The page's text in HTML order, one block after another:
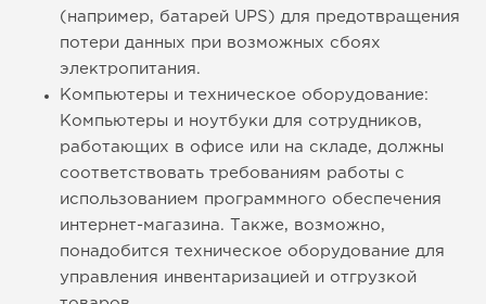
(например, батарей UPS) для предотвращения
потери данных при возможных сбоях
электропитания.
Компьютеры и техническое оборудование:
Компьютеры и ноутбуки для сотрудников,
работающих в офисе или на складе, должны
соответствовать требованиям работы с
использованием программного обеспечения
интернет-магазина. Также, возможно,
понадобится техническое оборудование для
управления инвентаризацией и отгрузкой